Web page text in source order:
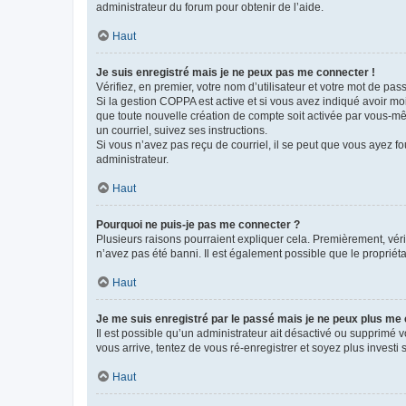
administrateur du forum pour obtenir de l’aide.
Haut
Je suis enregistré mais je ne peux pas me connecter !
Vérifiez, en premier, votre nom d’utilisateur et votre mot de
Si la gestion COPPA est active et si vous avez indiqué avoir
que toute nouvelle création de compte soit activée par vous-
un courriel, suivez ses instructions.
Si vous n’avez pas reçu de courriel, il se peut que vous ayez
administrateur.
Haut
Pourquoi ne puis-je pas me connecter ?
Plusieurs raisons pourraient expliquer cela. Premièrement,
n’avez pas été banni. Il est également possible que le
Haut
Je me suis enregistré par le passé mais je ne peux plus me
Il est possible qu’un administrateur ait désactivé ou
vous arrive, tentez de vous ré-enregistrer et soyez plus investi
Haut